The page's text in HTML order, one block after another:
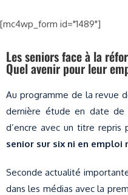
[mc4wp_form id="1489"]
Les seniors face à la
Quel avenir pour leur
Au programme de la revue
dernière étude en date de
d’encre avec un titre repris
senior sur six ni en emploi
Seconde actualité
dans les médias avec la